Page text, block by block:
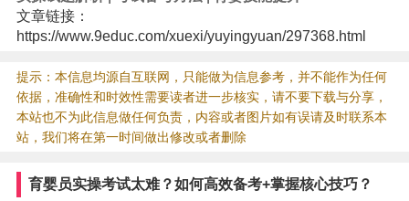
文章链接：
https://www.9educ.com/xuexi/yuyingyuan/297368.html
提示：本信息均源自互联网，只能做为信息参考，并不能作为任何
依据，准确性和时效性需要读者进一步核实，请不要下载与分享，
本站也不为此信息做任何负责，内容或者图片如有误请及时联系本
站，我们将在第一时间做出修改或者删除
育婴员实操考试太难？如何高效备考+掌握核心技巧？